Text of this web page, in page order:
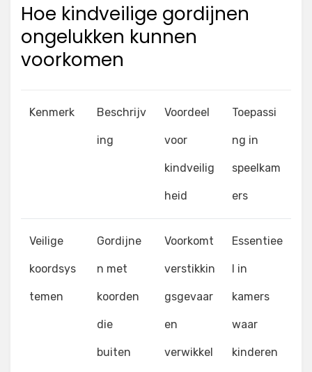
Hoe kindveilige gordijnen
ongelukken kunnen
voorkomen
Kenmerk Beschrijv
ing
Voordeel
voor
kindveilig
heid
Toepassi
ng in
speelkam
ers
Veilige
koordsys
temen
Gordijne
n met
koorden
die
buiten
Voorkomt
verstikkin
gsgevaar
en
verwikkel
Essentiee
l in
kamers
waar
kinderen